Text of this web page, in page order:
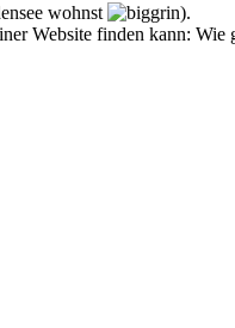
wohnst
).
Website finden kann: